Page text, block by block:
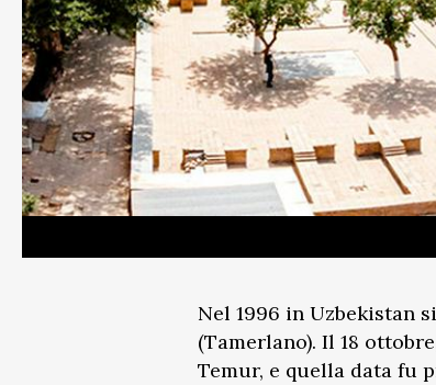
Nel 1996 in Uzbekistan
(Tamerlano). Il 18
Temur, e quella data fu